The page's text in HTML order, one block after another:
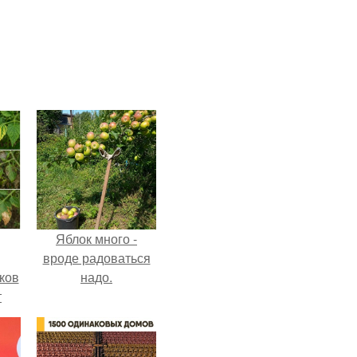
Яблок много -
вроде радоваться
надо.